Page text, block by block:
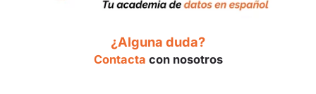
¿Alguna duda?
Contacta con nosotros